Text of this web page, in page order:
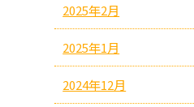
2025年2月
2025年1月
2024年12月